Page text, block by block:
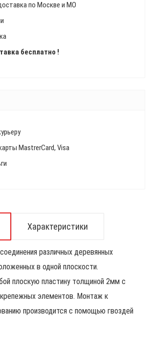
по Москве и МО
бесплатно !
MastrerCard, Visa
Характеристики
различных деревянных
в одной плоскости.
плоскую пластину толщиной 2мм с
элементов. Монтаж к
производится с помощью гвоздей